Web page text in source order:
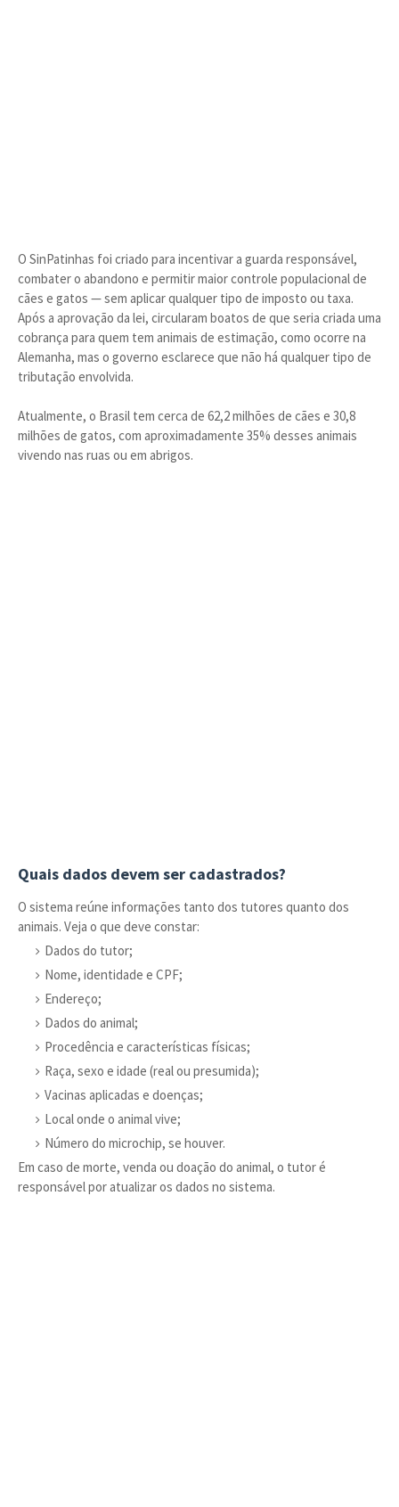
O SinPatinhas foi criado para incentivar a guarda responsável,
combater o abandono e permitir maior controle populacional de
cães e gatos — sem aplicar qualquer tipo de imposto ou taxa.
Após a aprovação da lei, circularam boatos de que seria criada uma
cobrança para quem tem animais de estimação, como ocorre na
Alemanha, mas o governo esclarece que não há qualquer tipo de
tributação envolvida.
Atualmente, o Brasil tem cerca de 62,2 milhões de cães e 30,8
milhões de gatos, com aproximadamente 35% desses animais
vivendo nas ruas ou em abrigos.
Quais dados devem ser cadastrados?
O sistema reúne informações tanto dos tutores quanto dos
animais. Veja o que deve constar:
Dados do tutor;
Nome, identidade e CPF;
Endereço;
Dados do animal;
Procedência e características físicas;
Raça, sexo e idade (real ou presumida);
Vacinas aplicadas e doenças;
Local onde o animal vive;
Número do microchip, se houver.
Em caso de morte, venda ou doação do animal, o tutor é
responsável por atualizar os dados no sistema.